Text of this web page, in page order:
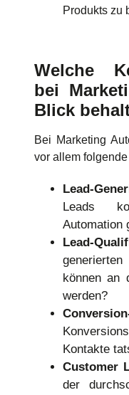
Produkts zu
Welche
bei
Blick
Bei Marketing
vor allem
Lead-
Leads
Automation
Lead-
können an
werden?
Kontakte
Customer
der